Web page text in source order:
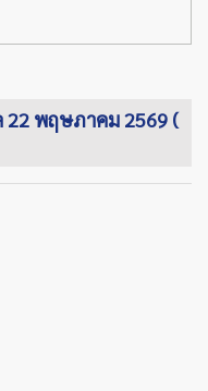
22 พฤษภาคม 2569 (